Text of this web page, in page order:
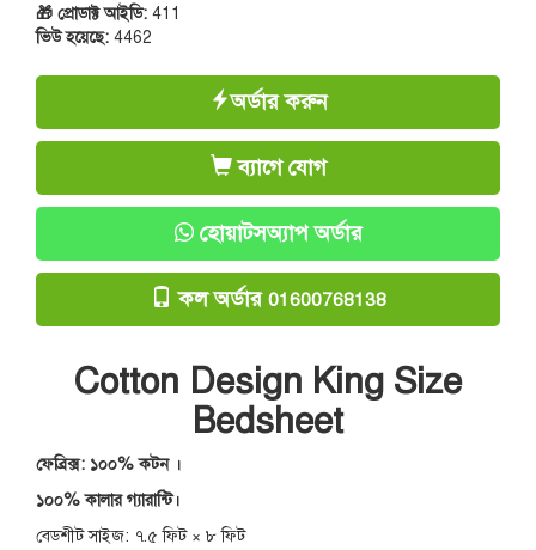
🎁 প্রোডাক্ট আইডি: 411
ভিউ হয়েছে: 4462
অর্ডার করুন
ব্যাগে যোগ
হোয়াটসঅ্যাপ অর্ডার
কল অর্ডার 01600768138
Cotton Design King Size
Bedsheet
ফেব্রিক্স: ১০০% কটন ।
১০০% কালার গ্যারান্টি।
বেডশীট সাইজ: ৭.৫ ফিট × ৮ ফিট